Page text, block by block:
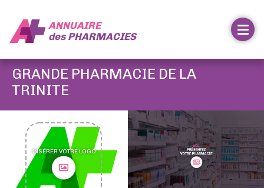
ANNUAIRE
desPHARMACIES
GRANDE PHARMACIE DE LA
TRINITE
INSÉRER VOTRE LOGO